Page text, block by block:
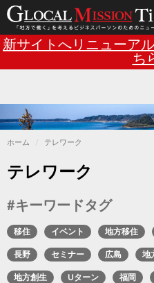
メ
イ
ン
に
動
Main
新サイトへリニューア
ち
ホーム テレワーク
テレワーク
#キーワードタグ
移住 イベント 地方移住
長野 セミナー 広島 地
地方創生 Uターン 福岡